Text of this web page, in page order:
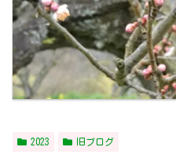
2023 旧ブログ